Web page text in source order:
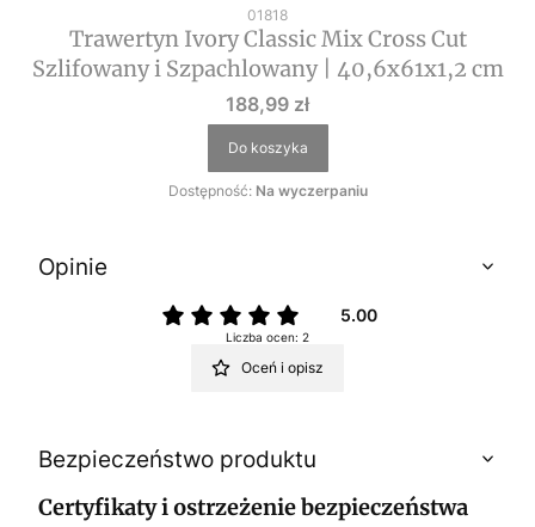
Kod produktu
01818
Trawertyn Ivory Classic Mix Cross Cut
Szlifowany i Szpachlowany | 40,6x61x1,2 cm
Cena
188,99 zł
Do koszyka
Dostępność: Na wyczerpaniu
Opinie
5.00
Liczba ocen: 2
Oceń i opisz
Bezpieczeństwo produktu
Certyfikaty i ostrzeżenie bezpieczeństwa